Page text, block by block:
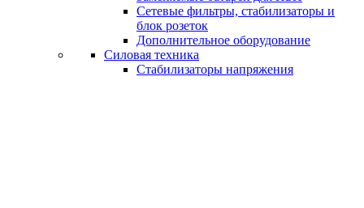
Сетевые фильтры, стабилизаторы и
блок розеток
Дополнительное оборудование
Силовая техника
Стабилизаторы напряжения